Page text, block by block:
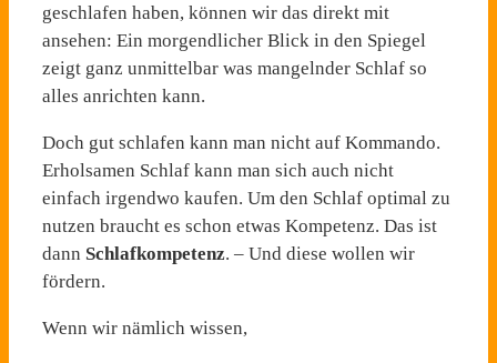
geschlafen haben, können wir das direkt mit
ansehen: Ein morgendlicher Blick in den Spiegel
zeigt ganz unmittelbar was mangelnder Schlaf so
alles anrichten kann.
Doch gut schlafen kann man nicht auf Kommando.
Erholsamen Schlaf kann man sich auch nicht
einfach irgendwo kaufen. Um den Schlaf optimal zu
nutzen braucht es schon etwas Kompetenz. Das ist
dann Schlafkompetenz. – Und diese wollen wir
fördern.
Wenn wir nämlich wissen,